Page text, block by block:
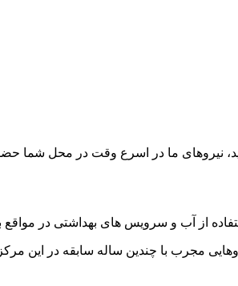
نیروهای ما در اسرع وقت در محل شما
از آب و سرویس های بهداشتی در
لوله بازکنی میدان آزادی و تخلیه چاه ۲۴ساعته با کمک